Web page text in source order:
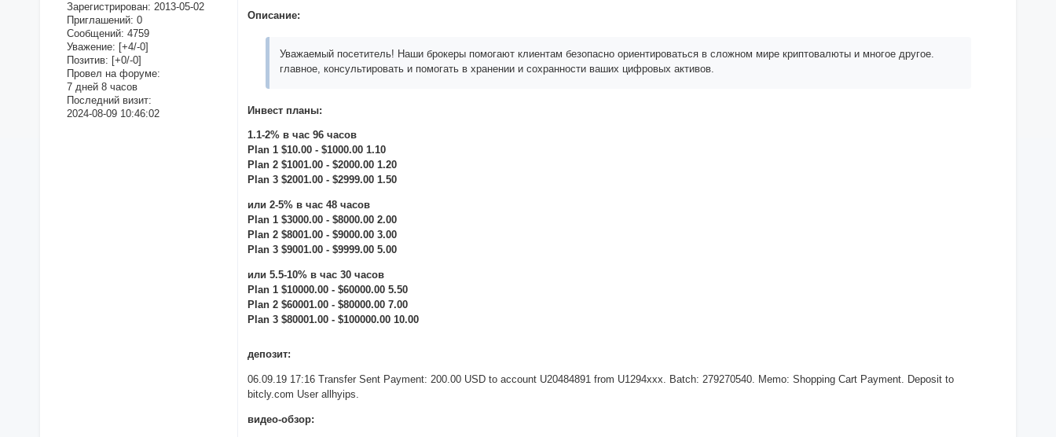
Зарегистрирован: 2013-05-02
Приглашений: 0
Сообщений: 4759
Уважение: [+4/-0]
Позитив: [+0/-0]
Провел на форуме:
7 дней 8 часов
Последний визит:
2024-08-09 10:46:02
Описание:
Уважаемый посетитель! Наши брокеры помогают клиентам безопасно ориентироваться в сложном мире криптовалюты и многое другое.
главное, консультировать и помогать в хранении и сохранности ваших цифровых активов.
Инвест планы:
1.1-2% в час 96 часов
Plan 1 $10.00 - $1000.00 1.10
Plan 2 $1001.00 - $2000.00 1.20
Plan 3 $2001.00 - $2999.00 1.50
или 2-5% в час 48 часов
Plan 1 $3000.00 - $8000.00 2.00
Plan 2 $8001.00 - $9000.00 3.00
Plan 3 $9001.00 - $9999.00 5.00
или 5.5-10% в час 30 часов
Plan 1 $10000.00 - $60000.00 5.50
Plan 2 $60001.00 - $80000.00 7.00
Plan 3 $80001.00 - $100000.00 10.00
депозит:
06.09.19 17:16 Transfer Sent Payment: 200.00 USD to account U20484891 from U1294xxx. Batch: 279270540. Memo: Shopping Cart Payment. Deposit to
bitcly.com User allhyips.
видео-обзор: